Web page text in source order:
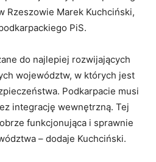
Rzeszowie Marek Kuchciński,
PiS.
do najlepiej rozwijających
województw, w których jest
Podkarpacie musi
integrację wewnętrzną. Tej
funkcjonująca i sprawnie
– dodaje Kuchciński.